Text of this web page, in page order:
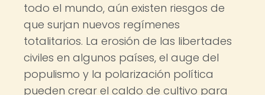
todo el mundo, aún existen riesgos de
que surjan nuevos regímenes
totalitarios. La erosión de las libertades
civiles en algunos países, el auge del
populismo y la polarización política
pueden crear el caldo de cultivo para